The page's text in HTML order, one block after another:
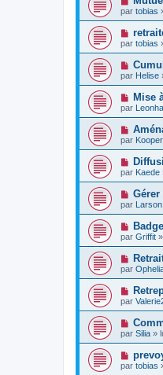
a
g
e
e
s
a
g
e
e
a
u
m
e
s
s
a
g
e
o
u
e
a
u
m
e
s
s
a
g
e
par tobias
N
o
u
e
a
u
m
e
s
a
g
e
par tobias
N
o
u
v
e
a
u
m
e
s
s
a
g
e
par Helise
N
o
u
e
a
u
m
e
s
s
a
g
e
Mise
par
N
o
u
v
e
a
u
m
e
s
s
a
g
e
par Kooper
N
o
u
e
a
u
m
e
s
s
a
g
e
par Kaede
N
o
u
v
e
a
u
m
e
s
s
a
g
e
Gérer
par Larson
N
o
u
v
e
a
u
m
e
s
s
a
g
e
par Griffit »
N
o
u
v
e
a
u
m
e
s
a
g
par
N
o
u
e
a
u
m
e
par
N
o
u
a
par Silia »
N
o
u
par tobias